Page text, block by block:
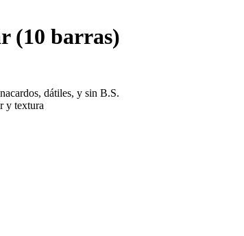
(10 barras)
dátiles, y sin B.S.
y textura